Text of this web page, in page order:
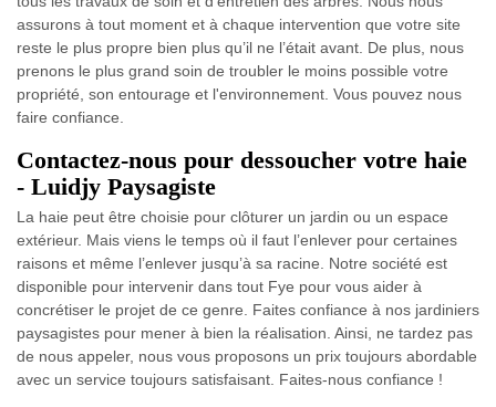
assurons à tout moment et à chaque intervention que votre site
reste le plus propre bien plus qu’il ne l’était avant. De plus, nous
prenons le plus grand soin de troubler le moins possible votre
propriété, son entourage et l'environnement. Vous pouvez nous
faire confiance.
Contactez-nous pour dessoucher votre haie
- Luidjy Paysagiste
La haie peut être choisie pour clôturer un jardin ou un espace
extérieur. Mais viens le temps où il faut l’enlever pour certaines
raisons et même l’enlever jusqu’à sa racine. Notre société est
disponible pour intervenir dans tout Fye pour vous aider à
concrétiser le projet de ce genre. Faites confiance à nos jardiniers
paysagistes pour mener à bien la réalisation. Ainsi, ne tardez pas
de nous appeler, nous vous proposons un prix toujours abordable
avec un service toujours satisfaisant. Faites-nous confiance !